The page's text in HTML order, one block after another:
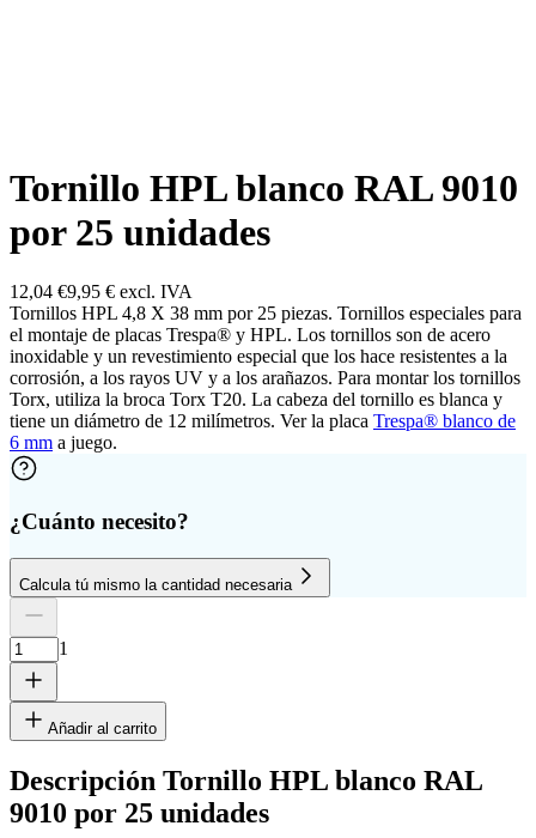
Tornillo HPL blanco RAL 9010
por 25 unidades
12,04 €9,95 € excl. IVA
Tornillos HPL 4,8 X 38 mm por 25 piezas. Tornillos especiales para
el montaje de placas Trespa® y HPL. Los tornillos son de acero
inoxidable y un revestimiento especial que los hace resistentes a la
corrosión, a los rayos UV y a los arañazos. Para montar los tornillos
Torx, utiliza la broca Torx T20. La cabeza del tornillo es blanca y
tiene un diámetro de 12 milímetros. Ver la placa Trespa® blanco de
6 mm a juego.
¿Cuánto necesito?
Calcula tú mismo la cantidad necesaria
Cantidad de placas
Altura
Ancho
Eliminar fila
1
1
Añadir al carrito
Descripción Tornillo HPL blanco RAL
9010 por 25 unidades